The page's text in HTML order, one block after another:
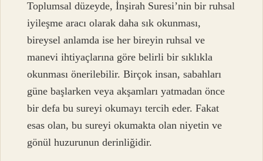
Toplumsal düzeyde, İnşirah Suresi’nin bir ruhsal
iyileşme aracı olarak daha sık okunması,
bireysel anlamda ise her bireyin ruhsal ve
manevi ihtiyaçlarına göre belirli bir sıklıkla
okunması önerilebilir. Birçok insan, sabahları
güne başlarken veya akşamları yatmadan önce
bir defa bu sureyi okumayı tercih eder. Fakat
esas olan, bu sureyi okumakta olan niyetin ve
gönül huzurunun derinliğidir.